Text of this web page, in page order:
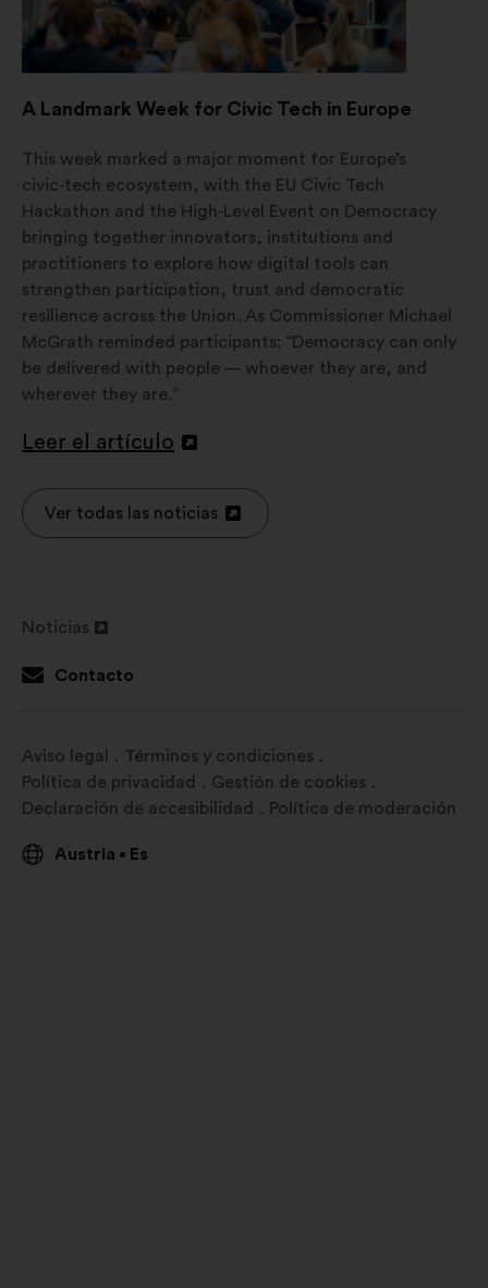
A Landmark Week for Civic Tech in Europe
This week marked a major moment for Europe’s
civic‑tech ecosystem, with the EU Civic Tech
Hackathon and the High‑Level Event on Democracy
bringing together innovators, institutions and
practitioners to explore how digital tools can
strengthen participation, trust and democratic
resilience across the Union. As Commissioner Michael
McGrath reminded participants: “Democracy can only
be delivered with people — whoever they are, and
wherever they are.”
Leer el artículo
Abrir
una
nueva
Ver todas las noticias
Noticias
en
pestaña
Contacto
Aviso legal
Términos y condiciones
Política de privacidad
Gestión de cookies
Declaración de accesibilidad
Política de moderación
Austria • Es